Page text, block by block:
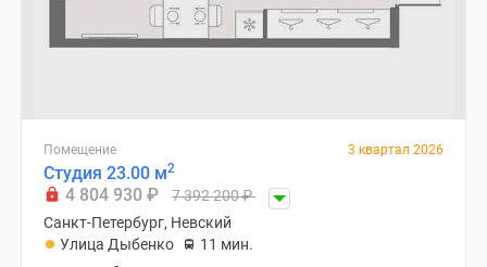
Помещение 3 квартал 2026
Студия 23.00 м2
4 804 930 ₽ 7 392 200₽
Санкт-Петербург, Невский
Улица Дыбенко
11 мин.